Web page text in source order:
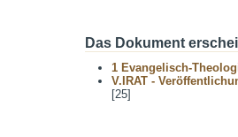
Das Dokument
1 Evangelisch-
V.IRAT -
[25]